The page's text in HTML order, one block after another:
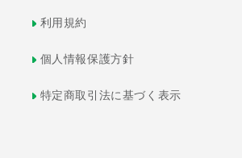
利用規約
個人情報保護方針
特定商取引法に基づく表示